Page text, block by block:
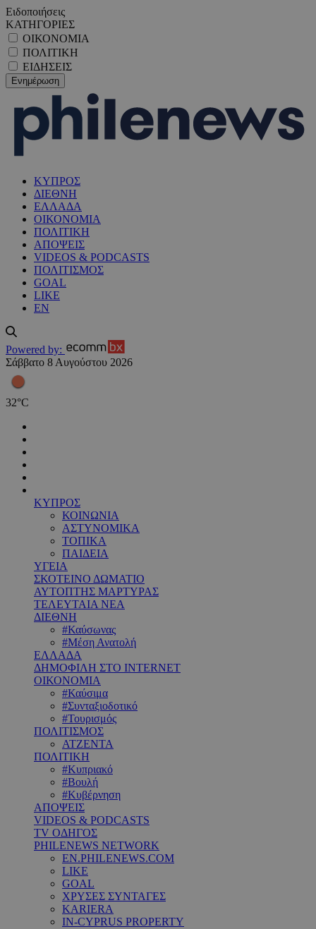
Ειδοποιήσεις
ΚΑΤΗΓΟΡΙΕΣ
ΟΙΚΟΝΟΜΙΑ
ΠΟΛΙΤΙΚΗ
ΕΙΔΗΣΕΙΣ
ΚΥΠΡΟΣ
ΔΙΕΘΝΗ
ΕΛΛΑΔΑ
ΟΙΚΟΝΟΜΙΑ
ΠΟΛΙΤΙΚΗ
ΑΠΟΨΕΙΣ
VIDEOS & PODCASTS
ΠΟΛΙΤΙΣΜΟΣ
GOAL
LIKE
EN
Powered by:
Σάββατο 8 Αυγούστου 2026
32°C
ΚΥΠΡΟΣ
ΚΟΙΝΩΝΙΑ
ΑΣΤΥΝΟΜΙΚΑ
ΤΟΠΙΚΑ
ΠΑΙΔΕΙΑ
ΥΓΕΙΑ
ΣΚΟΤΕΙΝΟ ΔΩΜΑΤΙΟ
ΑΥΤΟΠΤΗΣ ΜΑΡΤΥΡΑΣ
ΤΕΛΕΥΤΑΙΑ ΝΕΑ
ΔΙΕΘΝΗ
#Καύσωνας
#Μέση Ανατολή
ΕΛΛΑΔΑ
ΔΗΜΟΦΙΛΗ ΣΤΟ INTERNET
ΟΙΚΟΝΟΜΙΑ
#Καύσιμα
#Συνταξιοδοτικό
#Τουρισμός
ΠΟΛΙΤΙΣΜΟΣ
ΑΤΖΕΝΤΑ
ΠΟΛΙΤΙΚΗ
#Κυπριακό
#Βουλή
#Κυβέρνηση
ΑΠΟΨΕΙΣ
VIDEOS & PODCASTS
TV ΟΔΗΓΟΣ
PHILENEWS NETWORK
EN.PHILENEWS.COM
LIKE
GOAL
ΧΡΥΣΕΣ ΣΥΝΤΑΓΕΣ
KARIERA
IN-CYPRUS PROPERTY